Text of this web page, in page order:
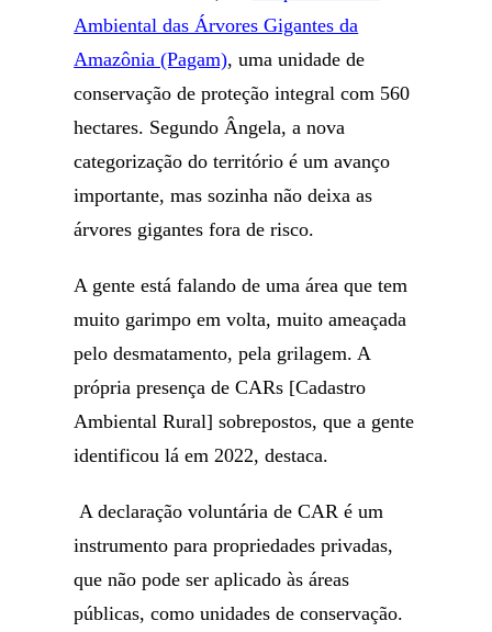
Ambiental das Árvores Gigantes da
Amazônia (Pagam), uma unidade de
conservação de proteção integral com 560
hectares. Segundo Ângela, a nova
categorização do território é um avanço
importante, mas sozinha não deixa as
árvores gigantes fora de risco.
A gente está falando de uma área que tem
muito garimpo em volta, muito ameaçada
pelo desmatamento, pela grilagem. A
própria presença de CARs [Cadastro
Ambiental Rural] sobrepostos, que a gente
identificou lá em 2022, destaca.
A declaração voluntária de CAR é um
instrumento para propriedades privadas,
que não pode ser aplicado às áreas
públicas, como unidades de conservação.